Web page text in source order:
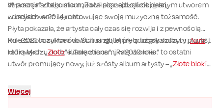
stracenia” z tego albumu stał się najczęściej granym utworem
w radiach w 2014 roku.
W pracę nad albumem „Zew” poszedł o krok dalej,
zdecydowanie ugruntowując swoją muzyczną tożsamość.
Płyta pokazała, że artysta cały czas się rozwija i z pewnością
mile zaskoczył fanów. Status złotej płyty uzyskał album „Aura”,
którą Mrozu podzielił się z fanami w 2019 roku.
Rok 2021 to sukces dwóch singli, które zdobyły szczyty playlist
radiowych: „Złoto” i „Galacticos”. „Palę w oknie” to ostatni
utwór promujący nowy, już szósty album artysty – „Złote bloki”.
Więcej